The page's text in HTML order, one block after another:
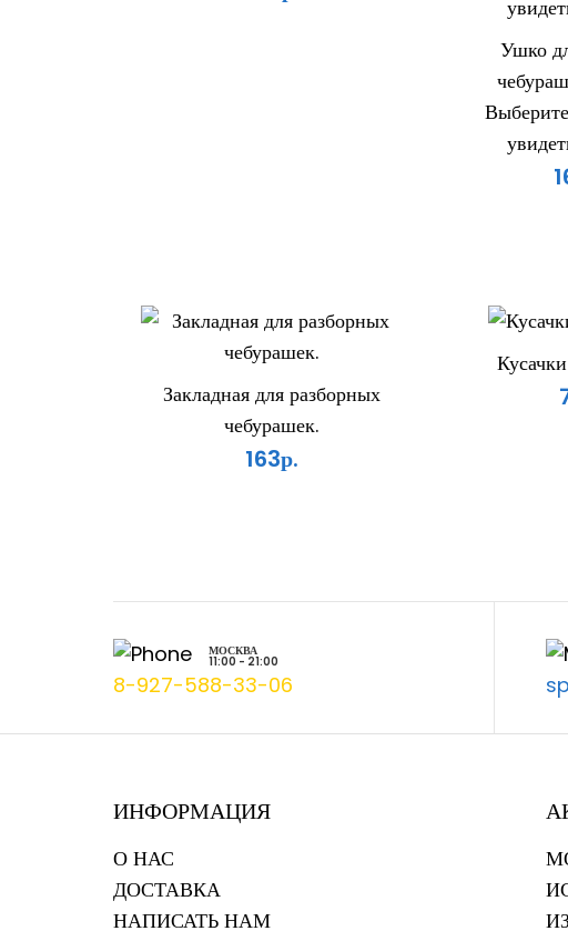
Ушко
Закладная для разборных
чебурашек.
163р.
МОСКВА
11:00 - 21:00
8-927-588-33-06
ИНФОРМАЦИЯ
О НАС
ДОСТАВКА
НАПИСАТЬ НАМ